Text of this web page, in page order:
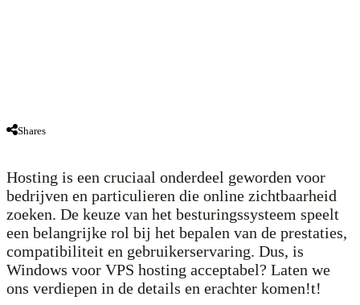
Shares
Hosting is een cruciaal onderdeel geworden voor
bedrijven en particulieren die online zichtbaarheid
zoeken. De keuze van het besturingssysteem speelt
een belangrijke rol bij het bepalen van de prestaties,
compatibiliteit en gebruikerservaring. Dus, is
Windows voor VPS hosting acceptabel? Laten we
ons verdiepen in de details en erachter komen!t!